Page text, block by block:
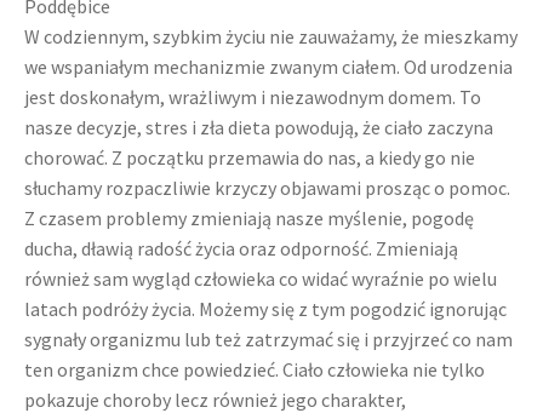
Pałac
Kontakt
Poddębice
W codziennym, szybkim życiu nie zauważamy, że mieszkamy
we wspaniałym mechanizmie zwanym ciałem. Od urodzenia
jest doskonałym, wrażliwym i niezawodnym domem. To
nasze decyzje, stres i zła dieta powodują, że ciało zaczyna
chorować. Z początku przemawia do nas, a kiedy go nie
słuchamy rozpaczliwie krzyczy objawami prosząc o pomoc.
Z czasem problemy zmieniają nasze myślenie, pogodę
ducha, dławią radość życia oraz odporność. Zmieniają
również sam wygląd człowieka co widać wyraźnie po wielu
latach podróży życia. Możemy się z tym pogodzić ignorując
sygnały organizmu lub też zatrzymać się i przyjrzeć co nam
ten organizm chce powiedzieć. Ciało człowieka nie tylko
pokazuje choroby lecz również jego charakter,